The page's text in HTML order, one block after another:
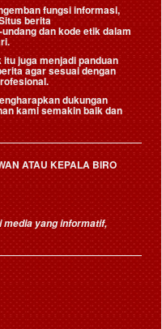
fungsi informasi,
berita
dan kode etik dalam
juga menjadi panduan
agar sesuai dengan
dukungan
kami semakin baik dan
ATAU KEPALA BIRO
media yang informatif,